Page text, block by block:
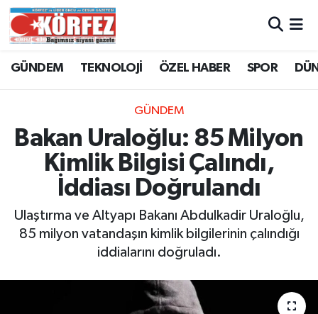
GÜNDEM TEKNOLOJİ ÖZEL HABER SPOR
GÜNDEM
Bakan Uraloğlu: 85 Milyon
Kimlik Bilgisi Çalındı,
İddiası Doğrulandı
Ulaştırma ve Altyapı Bakanı Abdulkadir Uraloğlu,
85 milyon vatandaşın kimlik bilgilerinin çalındığı
iddialarını doğruladı.
Trafik Durumu
Süper Lig Puan Durumu ve Fikstür
Tüm Manşetler
Son Dakika Haberleri
Haber Arşivi